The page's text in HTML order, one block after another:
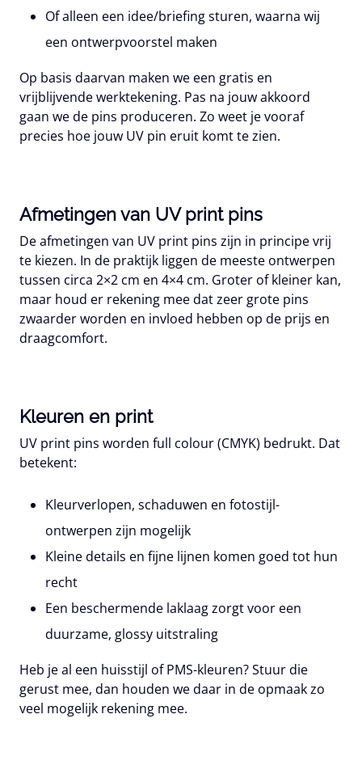
Of alleen een idee/briefing sturen, waarna wij
een ontwerpvoorstel maken
Op basis daarvan maken we een gratis en
vrijblijvende werktekening. Pas na jouw akkoord
gaan we de pins produceren. Zo weet je vooraf
precies hoe jouw UV pin eruit komt te zien.
Afmetingen van UV print pins
De afmetingen van UV print pins zijn in principe vrij
te kiezen. In de praktijk liggen de meeste ontwerpen
tussen circa 2×2 cm en 4×4 cm. Groter of kleiner kan,
maar houd er rekening mee dat zeer grote pins
zwaarder worden en invloed hebben op de prijs en
draagcomfort.
Kleuren en print
UV print pins worden full colour (CMYK) bedrukt. Dat
betekent:
Kleurverlopen, schaduwen en fotostijl-
ontwerpen zijn mogelijk
Kleine details en fijne lijnen komen goed tot hun
recht
Een beschermende laklaag zorgt voor een
duurzame, glossy uitstraling
Heb je al een huisstijl of PMS-kleuren? Stuur die
gerust mee, dan houden we daar in de opmaak zo
veel mogelijk rekening mee.